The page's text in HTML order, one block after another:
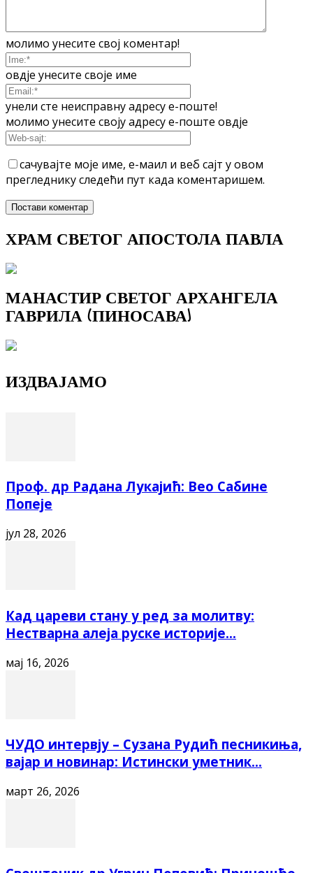
молимо унесите свој коментар!
овдје унесите своје име
унели сте неисправну адресу е-поште!
молимо унесите своју адресу е-поште овдје
сачувајте моје име, е-маил и веб сајт у овом
прегледнику следећи пут када коментаришем.
ХРАМ СВЕТОГ АПОСТОЛА ПАВЛА
МАНАСТИР СВЕТОГ АРХАНГЕЛА
ГАВРИЛА (ПИНОСАВА)
ИЗДВАЈАМО
Проф. др Радана Лукајић: Вео Сабине
Попеје
јул 28, 2026
Кад цареви стану у ред за молитву:
Нестварна алеја руске историје...
мај 16, 2026
ЧУДО интервју – Сузана Рудић песникиња,
вајар и новинар: Истински уметник...
март 26, 2026